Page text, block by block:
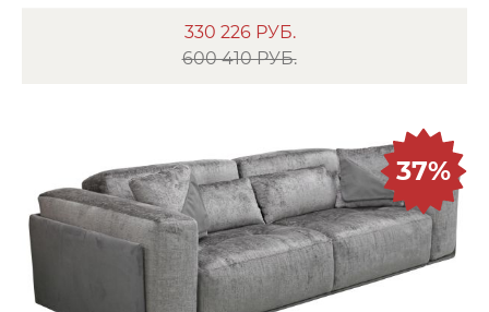
330 226 РУБ.
600 410 РУБ.
37%